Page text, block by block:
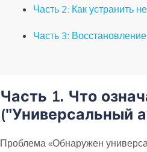
Часть 2: Как устранить
Часть 3:
Часть 1. Что
("Универсальный
Проблема «Обнаружен